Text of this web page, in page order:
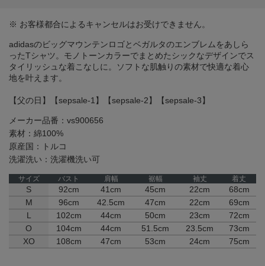
※ お客様都合によるキャンセルはお受けできません。
adidasのビッグマウンテンロゴとベガルタのエンブレムをあしら
ったTシャツ。モノトーンカラーでまとめたシックなデザインでス
タイリッシュな着こなしに。ソフトな肌触りの素材で快適な着心
地を叶えます。
【父の日】【sepsale-1】【sepsale-2】【sepsale-3】
メーカー品番：vs900656
素材：綿100%
原産国：トルコ
洗濯洗い：洗濯機洗い可
サイズ バスト 肩幅 裾幅 袖丈 着丈
S 92cm 41cm 45cm 22cm
68cm
M
96cm 42.5cm 47cm 22cm
69cm
L
102cm 44cm 50cm 23cm
72cm
O
104cm 44cm 51.5cm 23.5cm
73cm
XO
108cm 47cm 53cm 24cm 75cm